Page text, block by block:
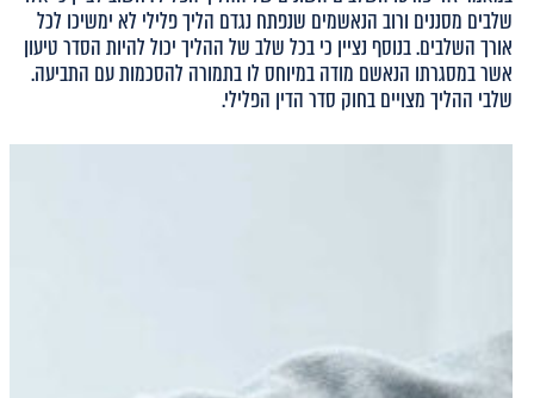
שלבים מסננים ורוב הנאשמים שנפתח נגדם הליך פלילי לא ימשיכו לכל
אורך השלבים. בנוסף נציין כי בכל שלב של ההליך יכול להיות הסדר טיעון
אשר במסגרתו הנאשם מודה במיוחס לו בתמורה להסכמות עם התביעה.
שלבי ההליך מצויים בחוק סדר הדין הפלילי.